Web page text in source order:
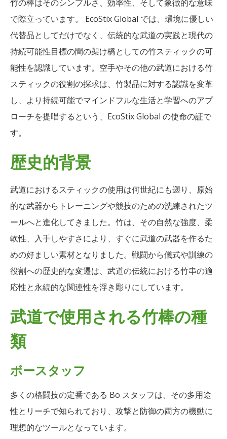
竹の棒はそのシンプルさ、効率性、そして象徴的な意味
で際立っています。 EcoStix Global では、環境に優しい
代替品としてだけでなく、伝統的な武道の実践と現代の
持続可能性目標の間の架け橋としての竹スティックの可
能性を認識しています。空手やその他の武道における竹
スティックの役割の探求は、竹製品に対する認識を変革
し、より持続可能でマインドフルな生活と学習へのアプ
ローチを提唱するという、EcoStix Global の使命の証で
す。
歴史的背景
武道におけるスティックの使用は何世紀にも遡り、原始
的な武器からトレーニングや競技のための洗練されたツ
ールへと進化してきました。竹は、その自然な強度、柔
軟性、入手しやすさにより、すぐに武道の武器を作るた
めの好ましい素材となりました。戦闘から儀式や訓練の
役割への歴史的な変遷は、武道の伝統における竹串の適
応性と永続的な関連性を浮き彫りにしています。
武道で使用される竹棒の種
類
ボースタッフ
多くの格闘技の定番である Bo スタッフは、その多用途
性とリーチで知られており、攻撃と防御の両方の機動に
理想的なツールとなっています。